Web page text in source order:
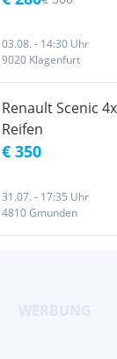
03.08. - 14:30 Uhr
9020 Klagenfurt
Renault Scenic
Reifen
€ 350
31.07. - 17:35 Uhr
4810 Gmunden